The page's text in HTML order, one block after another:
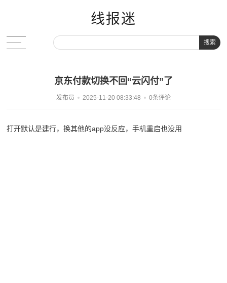
线报迷
搜索
京东付款切换不回“云闪付”了
发布员 2025-11-20 08:33:48 0条评论
打开默认是建行，换其他的app没反应，手机重启也没用